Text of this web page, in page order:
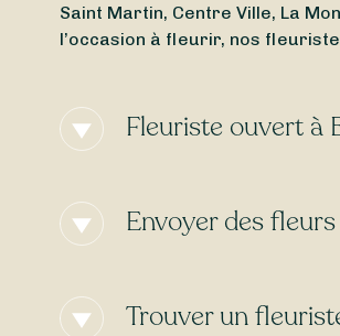
Saint Martin, Centre Ville, La
l’occasion à fleurir, nos
Fleuriste ouvert à
jour et l’heure, trouvez en
lundi , Sessile est là pour vous
Envoyer des
l’heure de votre commande. De
Trouver un